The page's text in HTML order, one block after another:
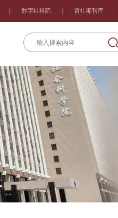
数字社科院 哲社期刊库